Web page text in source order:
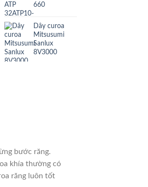
660
Dây curoa
Mitsusumi
Sanlux
8V3000
bước răng.
khía thường có
răng luôn tốt